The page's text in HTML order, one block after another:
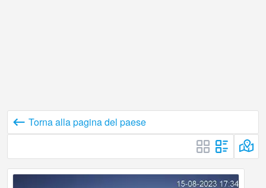
Torna alla pagina del paese